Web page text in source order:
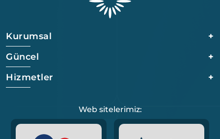
Kurumsal
+
Güncel
+
Hizmetler
+
Web sitelerimiz: